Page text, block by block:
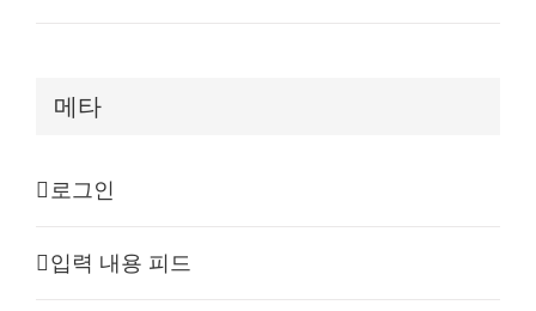
메타
로그인
입력 내용 피드